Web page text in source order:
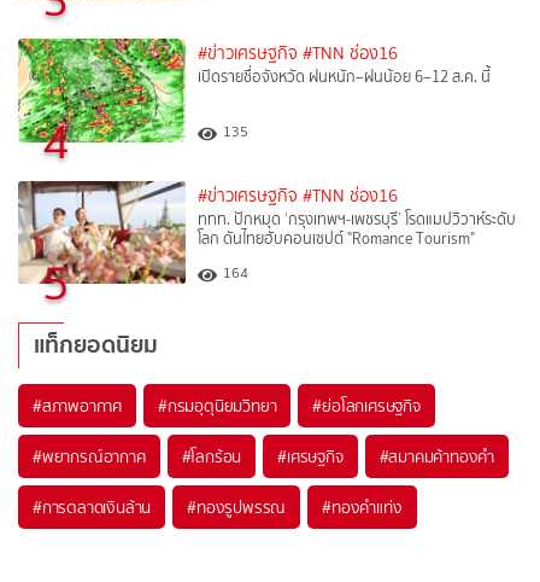
4
#ข่าวเศรษฐกิจ #TNN ช่อง16
เปิดรายชื่อจังหวัด ฝนหนัก–ฝนน้อย 6–12 ส.ค. นี้
135
5
#ข่าวเศรษฐกิจ #TNN ช่อง16
ททท. ปักหมุด ‘กรุงเทพฯ-เพชรบุรี’ โรดแมปวิวาห์ระดับ
โลก ดันไทยฮับคอนเซปต์ "Romance Tourism"
164
แท็กยอดนิยม
#สภาพอากาศ #กรมอุตุนิยมวิทยา #ย่อโลกเศรษฐกิจ
#พยากรณ์อากาศ #โลกร้อน #เศรษฐกิจ #สมาคมค้าทองคำ
#การตลาดเงินล้าน #ทองรูปพรรณ #ทองคำแท่ง